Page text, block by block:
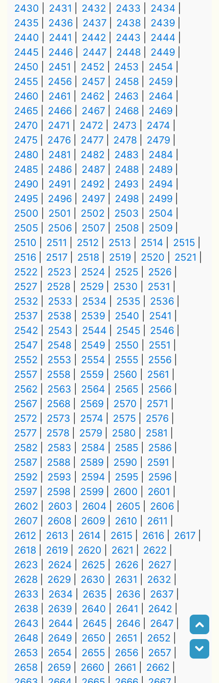
2430
2431 2432 2433
2434
2435
2436 2437 2438
2439
2440
2441 2442 2443
2444
2445
2446 2447 2448
2449
2450
2451 2452 2453
2454
2455
2456 2457 2458
2459
2460
2461 2462 2463
2464
2465
2466 2467 2468
2469
2470
2471 2472 2473
2474
2475
2476 2477 2478
2479
2480
2481 2482 2483
2484
2485
2486 2487 2488
2489
2490
2491 2492 2493
2494
2495
2496 2497 2498
2499
2500
2501 2502 2503
2504
2505
2506 2507 2508
2509
2510
2511 2512 2513 2514
2515
2516
2517 2518 2519 2520
2521
2522
2523 2524 2525
2526
2527
2528 2529 2530
2531
2532
2533 2534 2535
2536
2537
2538 2539 2540
2541
2542
2543 2544 2545
2546
2547
2548 2549 2550
2551
2552
2553 2554 2555
2556
2557
2558 2559 2560
2561
2562
2563 2564 2565
2566
2567
2568 2569 2570
2571
2572
2573 2574 2575
2576
2577
2578 2579 2580
2581
2582
2583 2584 2585
2586
2587
2588 2589 2590
2591
2592
2593 2594 2595
2596
2597
2598 2599 2600
2601
2602
2603 2604 2605
2606
2607
2608 2609 2610
2611
2612
2613 2614 2615 2616
2617
2618
2619 2620 2621
2622
2623
2624 2625 2626
2627
2628
2629 2630 2631
2632
2633
2634 2635 2636
2637
2638
2639 2640 2641
2642
2643
2644 2645 2646
2647
2648
2649 2650 2651
2652
2653
2654 2655 2656
2657
2658
2659 2660 2661
2662